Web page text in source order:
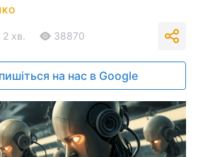
2 хв. 38870
на нас в Google